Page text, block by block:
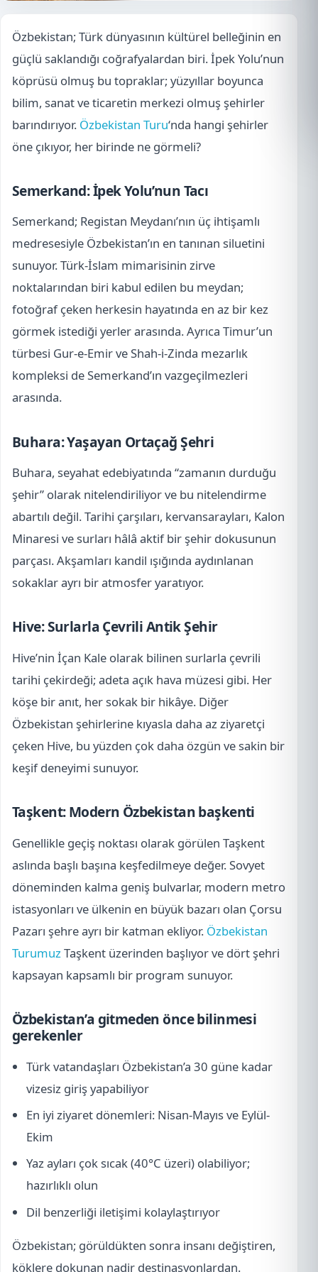
Özbekistan; Türk dünyasının kültürel belleğinin en
güçlü saklandığı coğrafyalardan biri. İpek Yolu’nun
köprüsü olmuş bu topraklar; yüzyıllar boyunca
bilim, sanat ve ticaretin merkezi olmuş şehirler
barındırıyor. Özbekistan Turu‘nda hangi şehirler
öne çıkıyor, her birinde ne görmeli?
Semerkand: İpek Yolu’nun Tacı
Semerkand; Registan Meydanı’nın üç ihtişamlı
medresesiyle Özbekistan’ın en tanınan siluetini
sunuyor. Türk-İslam mimarisinin zirve
noktalarından biri kabul edilen bu meydan;
fotoğraf çeken herkesin hayatında en az bir kez
görmek istediği yerler arasında. Ayrıca Timur’un
türbesi Gur-e-Emir ve Shah-i-Zinda mezarlık
kompleksi de Semerkand’ın vazgeçilmezleri
arasında.
Buhara: Yaşayan Ortaçağ Şehri
Buhara, seyahat edebiyatında “zamanın durduğu
şehir” olarak nitelendiriliyor ve bu nitelendirme
abartılı değil. Tarihi çarşıları, kervansarayları, Kalon
Minaresi ve surları hâlâ aktif bir şehir dokusunun
parçası. Akşamları kandil ışığında aydınlanan
sokaklar ayrı bir atmosfer yaratıyor.
Hive: Surlarla Çevrili Antik Şehir
Hive’nin İçan Kale olarak bilinen surlarla çevrili
tarihi çekirdeği; adeta açık hava müzesi gibi. Her
köşe bir anıt, her sokak bir hikâye. Diğer
Özbekistan şehirlerine kıyasla daha az ziyaretçi
çeken Hive, bu yüzden çok daha özgün ve sakin bir
keşif deneyimi sunuyor.
Taşkent: Modern Özbekistan başkenti
Genellikle geçiş noktası olarak görülen Taşkent
aslında başlı başına keşfedilmeye değer. Sovyet
döneminden kalma geniş bulvarlar, modern metro
istasyonları ve ülkenin en büyük bazarı olan Çorsu
Pazarı şehre ayrı bir katman ekliyor. Özbekistan
TurumuzTaşkent üzerinden başlıyor ve dört şehri
kapsayan kapsamlı bir program sunuyor.
Özbekistan’a gitmeden önce bilinmesi
gerekenler
Türk vatandaşları Özbekistan’a 30 güne kadar
vizesiz giriş yapabiliyor
En iyi ziyaret dönemleri: Nisan-Mayıs ve Eylül-
Ekim
Yaz ayları çok sıcak (40°C üzeri) olabiliyor;
hazırlıklı olun
Dil benzerliği iletişimi kolaylaştırıyor
Özbekistan; görüldükten sonra insanı değiştiren,
köklere dokunan nadir destinasyonlardan.